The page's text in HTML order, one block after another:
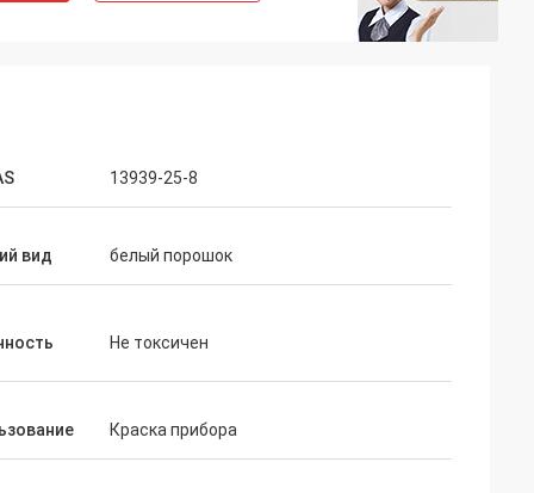
13939-25-8
вид белый порошок
Не токсичен
Краска прибора